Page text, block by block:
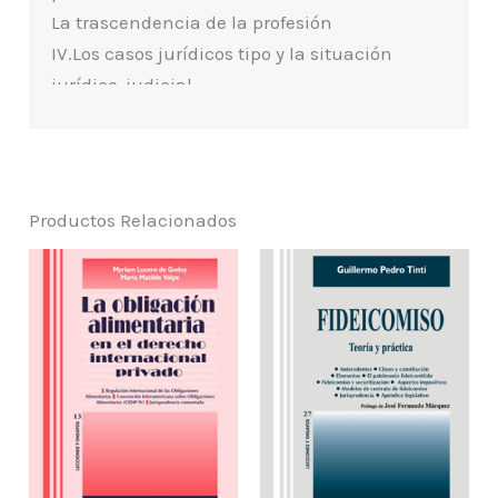
La trascendencia de la profesión
IV.Los casos jurídicos tipo y la situación
jurídico-judicial
EN EL EJERCICIO PROFESIONAL
a)El ejercicio profesional y la aceptación
de las causas
b)La mirada social y académica de la ética
profesional
CAPÍTULO 3. LA REALIZACIÓN PROFESIONAL
DEL ABOGADO
Productos Relacionados